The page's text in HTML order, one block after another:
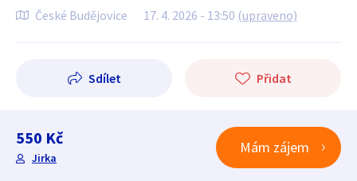
České Budějovice 17. 4. 2026 - 13:50 (upraveno)
Sdílet Přidat
550 Kč
Jirka
Mám zájem